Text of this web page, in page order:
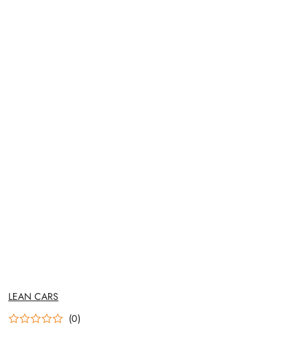
NAZWA
PRODUCENTA:
LEAN CARS
(0)